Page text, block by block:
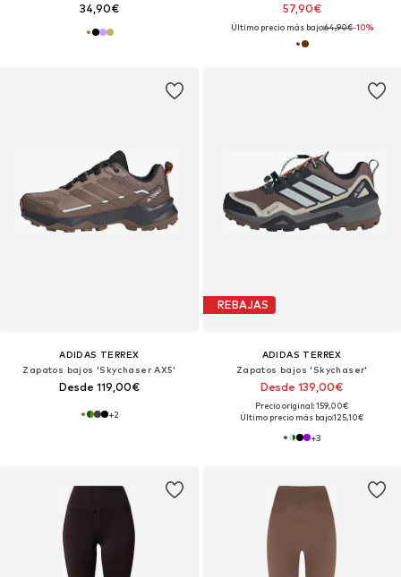
34,90€ 57,90€
Último precio más bajo:64,90€-10%
ADIDAS TERREX
Zapatos bajos 'Skychaser AX5'
Desde 119,00€
+2
REBAJAS
ADIDAS TERREX
Zapatos bajos 'Skychaser'
Desde 139,00€
Precio original: 159,00€
Último precio más bajo:125,10€
+3